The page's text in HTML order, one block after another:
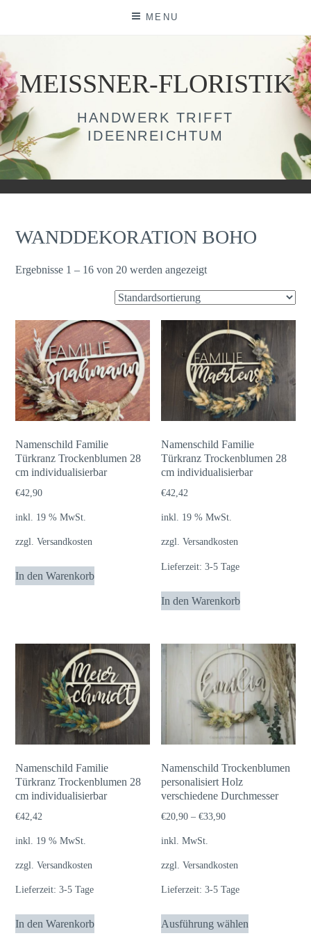
MENU
MEISSNER-FLORISTIK
HANDWERK TRIFFT
IDEENREICHTUM
WANDDEKORATION BOHO
Ergebnisse 1 – 16 von 20 werden angezeigt
Namenschild Familie
Türkranz Trockenblumen 28
cm individualisierbar
€42,90
inkl. 19 % MwSt.
zzgl.Versandkosten
In den Warenkorb
Namenschild Familie
Türkranz Trockenblumen 28
cm individualisierbar
€42,42
inkl. 19 % MwSt.
zzgl.Versandkosten
Lieferzeit:3-5 Tage
In den Warenkorb
Namenschild Familie
Türkranz Trockenblumen 28
cm individualisierbar
€42,42
inkl. 19 % MwSt.
zzgl.Versandkosten
Lieferzeit:3-5 Tage
In den Warenkorb
Namenschild Trockenblumen
personalisiert Holz
verschiedene Durchmesser
€20,90 –€33,90
inkl. MwSt.
zzgl.Versandkosten
Lieferzeit:3-5 Tage
Ausführung wählen
Dieses
Produkt